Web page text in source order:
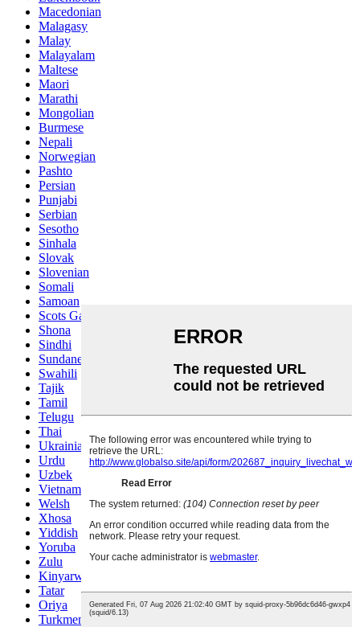
Macedonian
Malagasy
Malay
Malayalam
Maltese
Maori
Marathi
Mongolian
Burmese
Nepali
Norwegian
Pashto
Persian
Punjabi
Serbian
Sesotho
Sinhala
Slovak
Slovenian
Somali
Samoan
Scots Gaelic
Shona
Sindhi
Sundanese
Swahili
Tajik
Tamil
Telugu
Thai
Ukrainian
Urdu
Uzbek
Vietnamese
Welsh
Xhosa
Yiddish
Yoruba
Zulu
Kinyarwanda
Tatar
Oriya
Turkmen